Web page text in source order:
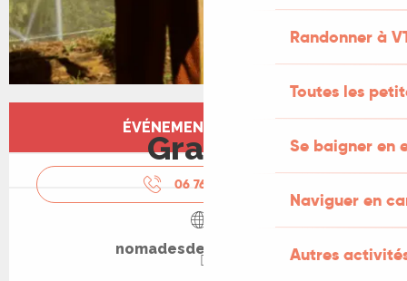
Randonner à
Toutes les
Se baigner en
Naviguer en
Autres
Ouverture et coordonnées
ÉVÉNEMENT TERMINÉ
Gratuit
06 76 72 69
nomadesdesterres.org